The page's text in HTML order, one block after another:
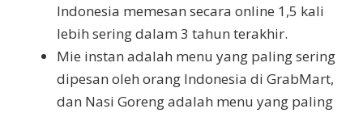
Indonesia memesan secara online 1,5 kali
lebih sering dalam 3 tahun terakhir.
Mie instan adalah menu yang paling sering
dipesan oleh orang Indonesia di GrabMart,
dan Nasi Goreng adalah menu yang paling